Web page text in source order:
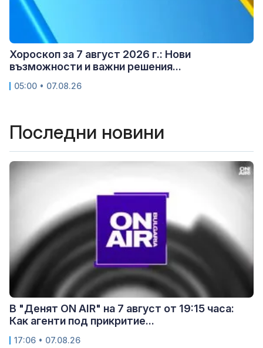
Хороскоп за 7 август 2026 г.: Нови
възможности и важни решения...
05:00 • 07.08.26
Последни новини
В "Денят ON AIR" на 7 август от 19:15 часа:
Как агенти под прикритие...
17:06 • 07.08.26